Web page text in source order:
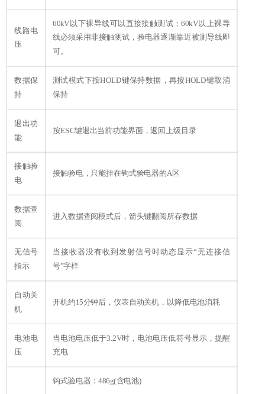
线路电
压
60kV 以下裸导线可以直接接触测试；60kV以上裸导
线必须采用非接触测试，验电器逐渐靠近被测导线即
可。
数据保
持
测试模式下按HOLD键保持数据，再按HOLD键取消
保持
退出功
能
按ESC键退出当前功能界面，返回上级目录
接触验
电
接触验电，只能挂在钩式验电器的A区
数据查
阅
进入数据查阅模式后，箭头键翻阅所存数据
无信号
指示
当接收器没有收到发射信号时动态显示“无连接信
号”字样
自动关
机
开机约15分钟后，仪表自动关机，以降低电池消耗
电池电
压
当电池电压低于3.2V时，电池电压低符号显示，提醒
充电
钩式验电器：486g(含电池)